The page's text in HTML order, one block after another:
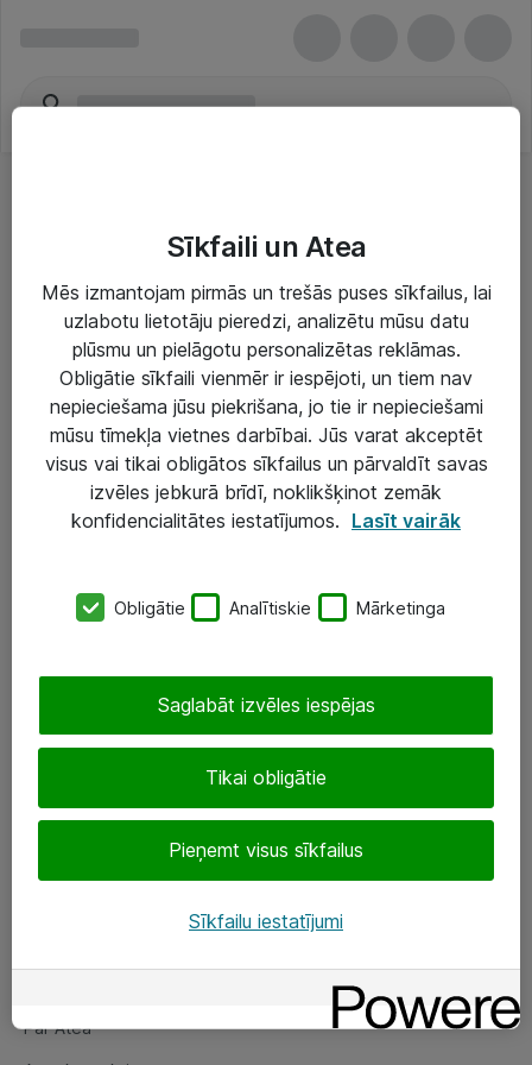
Risinājumi & Pakalpojumi
IT serviss un atbalsts
IT infrastruktūra
Darba vietu IT risinājumi
Serveri un datu centri
SIA „ATEA”
eShop@atea.lv
Sekojiet mums
Par Atea
Par Atea
Sīkfaili un Atea
Mēs izmantojam pirmās un trešās puses sīkfailus, lai
uzlabotu lietotāju pieredzi, analizētu mūsu datu
plūsmu un pielāgotu personalizētas reklāmas.
Obligātie sīkfaili vienmēr ir iespējoti, un tiem nav
nepieciešama jūsu piekrišana, jo tie ir nepieciešami
mūsu tīmekļa vietnes darbībai. Jūs varat akceptēt
visus vai tikai obligātos sīkfailus un pārvaldīt savas
izvēles jebkurā brīdī, noklikšķinot zemāk
konfidencialitātes iestatījumos. Lasīt vairāk
Obligātie Analītiskie Mārketinga
Tikai obligātie
Pieņemt visus sīkfailus
Saglabāt izvēles iespējas
Sīkfailu iestatījumi